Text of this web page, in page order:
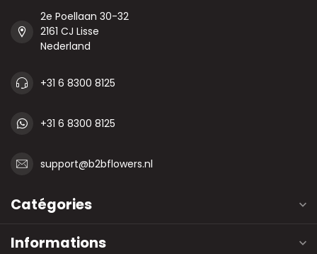
2e Poellaan 30-32
2161 CJ Lisse
Nederland
+31 6 8300 8125
+31 6 8300 8125
support@b2bflowers.nl
Catégories
Informations